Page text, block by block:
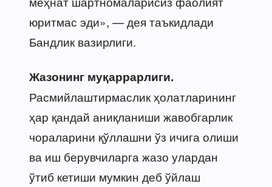
юритмас эди», — дея таъкидлади
Бандлик вазирлиги.
Жазонинг муқаррарлиги.
Расмийлаштирмаслик ҳолатларининг
ҳар қандай аниқланиши жавобгарлик
чораларини қўллашни ўз ичига олиши
ва иш берувчиларга жазо улардан
ўтиб кетиши мумкин деб ўйлаш